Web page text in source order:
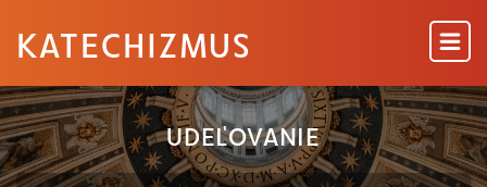
KATECHIZMUS
UDEĽOVANIE